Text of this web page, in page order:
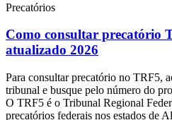
Precatórios
Como consultar precatório
atualizado 2026
Para consultar precatório no TRF5,
tribunal e busque pelo número do
O TRF5 é o Tribunal Regional
precatórios federais nos estados de